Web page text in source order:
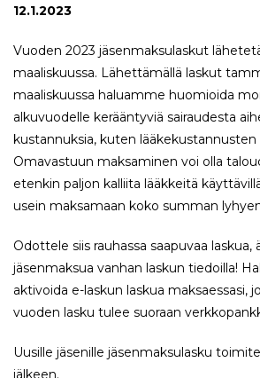
12.1.2023
Vuoden 2023 jäsenmaksulaskut
maaliskuussa. Lähettämällä laskut
maaliskuussa haluamme huomioida
alkuvuodelle kerääntyviä sairaudesta
kustannuksia, kuten
Omavastuun maksaminen voi olla
etenkin paljon kalliita lääkkeitä
usein maksamaan koko summan lyhyen
Odottele siis rauhassa saapuvaa laskua,
jäsenmaksua vanhan laskun tiedoilla!
aktivoida e-laskun laskua maksaessasi,
vuoden lasku tulee suoraan
Uusille jäsenille jäsenmaksulasku
jälkeen.